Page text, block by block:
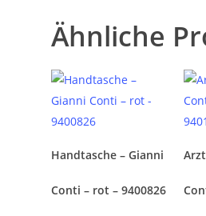
Ähnliche
Handtasche – Gianni
Conti – rot – 9400826